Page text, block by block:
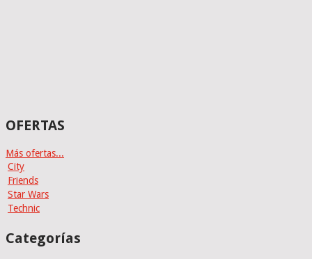
OFERTAS
Más ofertas...
City
Friends
Star Wars
Technic
Categorías